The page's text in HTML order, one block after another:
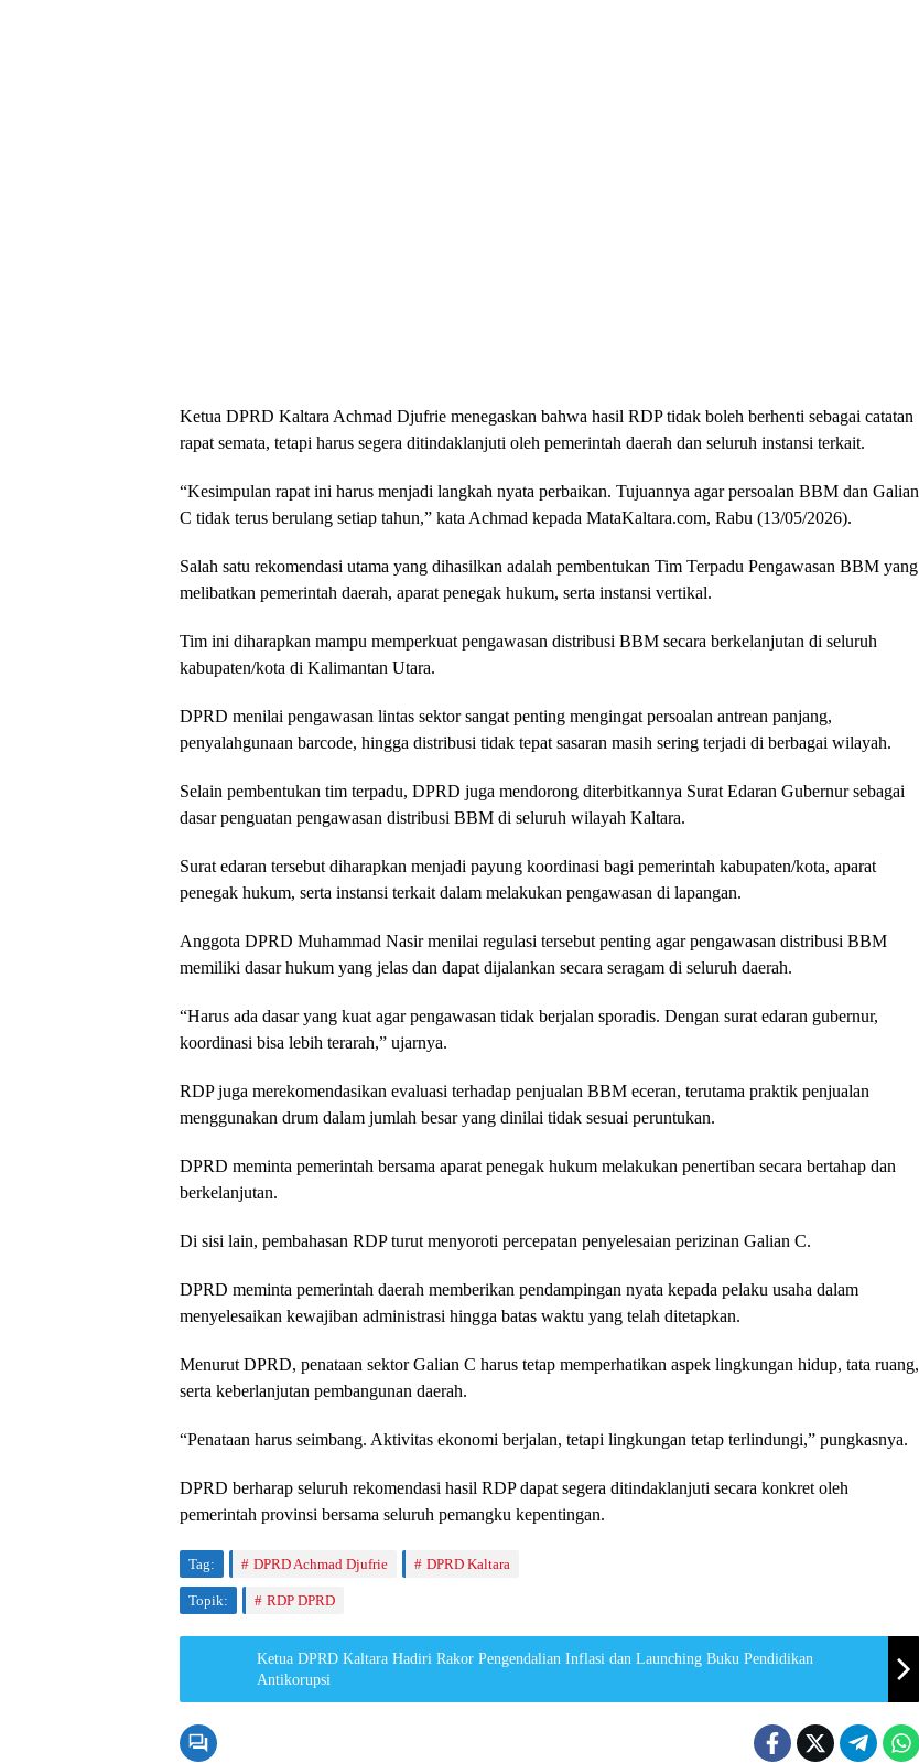
Ketua DPRD Kaltara Achmad Djufrie menegaskan bahwa hasil RDP tidak boleh berhenti sebagai catatan
rapat semata, tetapi harus segera ditindaklanjuti oleh pemerintah daerah dan seluruh instansi terkait.
“Kesimpulan rapat ini harus menjadi langkah nyata perbaikan. Tujuannya agar persoalan BBM dan Galian
C tidak terus berulang setiap tahun,” kata Achmad kepada MataKaltara.com, Rabu (13/05/2026).
Salah satu rekomendasi utama yang dihasilkan adalah pembentukan Tim Terpadu Pengawasan BBM yang
melibatkan pemerintah daerah, aparat penegak hukum, serta instansi vertikal.
Tim ini diharapkan mampu memperkuat pengawasan distribusi BBM secara berkelanjutan di seluruh
kabupaten/kota di Kalimantan Utara.
DPRD menilai pengawasan lintas sektor sangat penting mengingat persoalan antrean panjang,
penyalahgunaan barcode, hingga distribusi tidak tepat sasaran masih sering terjadi di berbagai wilayah.
Selain pembentukan tim terpadu, DPRD juga mendorong diterbitkannya Surat Edaran Gubernur sebagai
dasar penguatan pengawasan distribusi BBM di seluruh wilayah Kaltara.
Surat edaran tersebut diharapkan menjadi payung koordinasi bagi pemerintah kabupaten/kota, aparat
penegak hukum, serta instansi terkait dalam melakukan pengawasan di lapangan.
Anggota DPRD Muhammad Nasir menilai regulasi tersebut penting agar pengawasan distribusi BBM
memiliki dasar hukum yang jelas dan dapat dijalankan secara seragam di seluruh daerah.
“Harus ada dasar yang kuat agar pengawasan tidak berjalan sporadis. Dengan surat edaran gubernur,
koordinasi bisa lebih terarah,” ujarnya.
RDP juga merekomendasikan evaluasi terhadap penjualan BBM eceran, terutama praktik penjualan
menggunakan drum dalam jumlah besar yang dinilai tidak sesuai peruntukan.
DPRD meminta pemerintah bersama aparat penegak hukum melakukan penertiban secara bertahap dan
berkelanjutan.
Di sisi lain, pembahasan RDP turut menyoroti percepatan penyelesaian perizinan Galian C.
DPRD meminta pemerintah daerah memberikan pendampingan nyata kepada pelaku usaha dalam
menyelesaikan kewajiban administrasi hingga batas waktu yang telah ditetapkan.
Menurut DPRD, penataan sektor Galian C harus tetap memperhatikan aspek lingkungan hidup, tata ruang,
serta keberlanjutan pembangunan daerah.
“Penataan harus seimbang. Aktivitas ekonomi berjalan, tetapi lingkungan tetap terlindungi,” pungkasnya.
DPRD berharap seluruh rekomendasi hasil RDP dapat segera ditindaklanjuti secara konkret oleh
pemerintah provinsi bersama seluruh pemangku kepentingan.
Tag: DPRD Achmad Djufrie DPRD Kaltara
Topik: RDP DPRD
Ketua DPRD Kaltara Hadiri Rakor Pengendalian Inflasi dan Launching Buku Pendidikan
Antikorupsi